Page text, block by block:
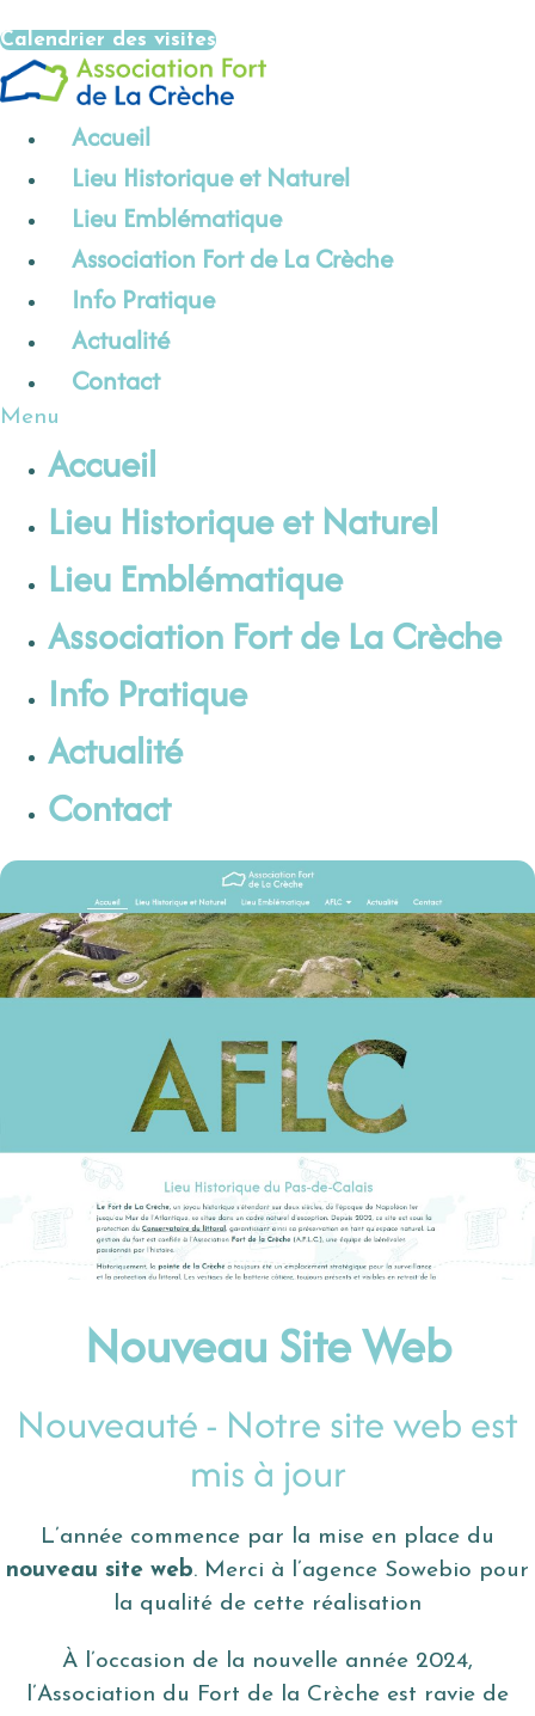
Aller
au
contenu
Calendrier des visites
Accueil
Lieu Historique et Naturel
Lieu Emblématique
Association Fort de La Crèche
Info Pratique
Actualité
Contact
Menu
Accueil
Lieu Historique et Naturel
Lieu Emblématique
Association Fort de La Crèche
Info Pratique
Actualité
Contact
Nouveau Site Web
Nouveauté - Notre site web est
mis à jour
L’année commence par la mise en place du
nouveau site web. Merci à l’agence Sowebio pour
la qualité de cette réalisation
À l’occasion de la nouvelle année 2024,
l’Association du Fort de la Crèche est ravie de